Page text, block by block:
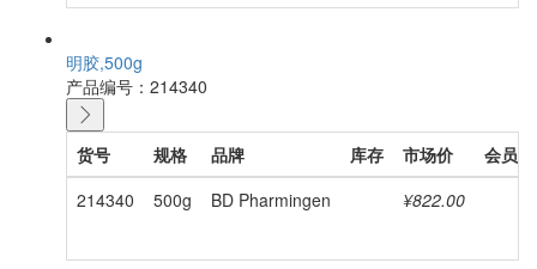
明胶,500g
产品编号：214340
货号 规格 品牌 库存 市场价
会员价
214340
500g BD Pharmingen ¥822.00